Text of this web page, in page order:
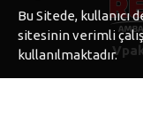
Bu Sitede,
sitesinin verimli
kullanılmaktadır.